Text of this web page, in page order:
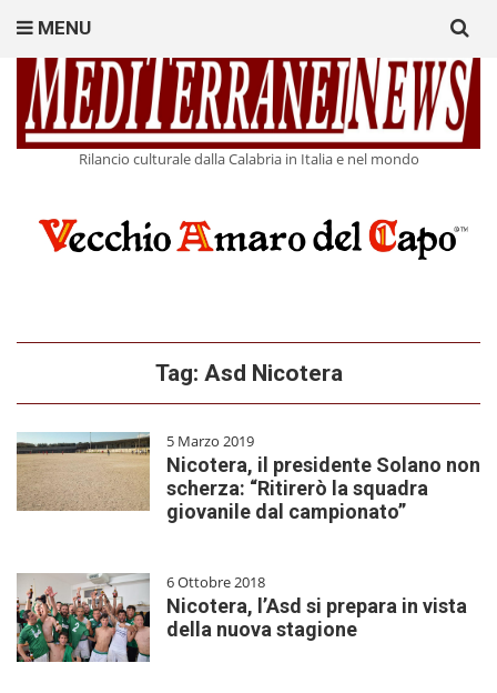
Rilancio culturale dalla Calabria in Italia e nel mondo
MENU
for:
Tag: Asd Nicotera
5 Marzo 2019
Nicotera, il presidente Solano non
scherza: “Ritirerò la squadra
giovanile dal campionato”
6 Ottobre 2018
Nicotera, l’Asd si prepara in vista
della nuova stagione